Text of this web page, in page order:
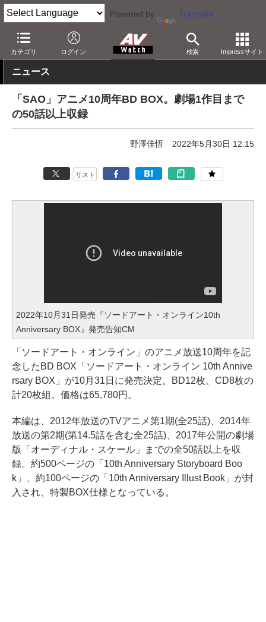
Powered by Translate
カテゴリ ログイン 検索 Impressサイト
AV Watch コンテンツ・サービス BD/DVD
ニュース
「SAO」アニメ10周年BD BOX。劇場1作目まで
の50話以上収録
野澤佳悟 2022年5月30日 12:15
リスト
2022年10月31日発売『ソードアート・オンライン10th
Anniversary BOX』発売告知CM
「ソードアート・オンライン」のアニメ放送10周年を記
念したBD BOX「ソードアート・オンライン 10th Annive
rsary BOX」が10月31日に発売決定。BD12枚、CD8枚の
計20枚組。価格は65,780円。
本編は、2012年放送のTVアニメ第1期(全25話)、2014年
放送の第2期(第14.5話を含む全25話)、2017年公開の劇場
版「オーディナル・スケール」までの全50話以上を収
録。約500ページの「10th Anniversary Storyboard Boo
k」、約100ページの「10th Anniversary Illust Book」が封
入され、特製BOX仕様となっている。